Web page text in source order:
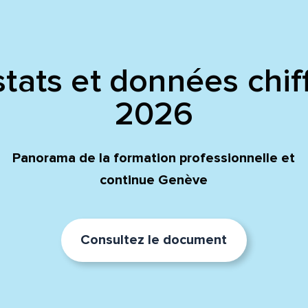
et données
2026
Panorama de la formation professionnelle et
continue Genève
Consultez le document